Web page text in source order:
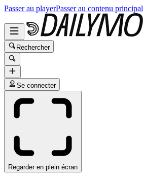
Passer au playerPasser au contenu principal
Rechercher
Se connecter
Regarder en plein écran